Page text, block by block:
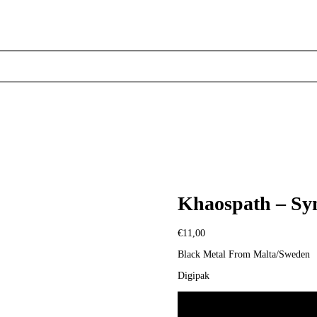
Khaospath –
€11,00
Black Metal From Malta/Sweden
Digipak